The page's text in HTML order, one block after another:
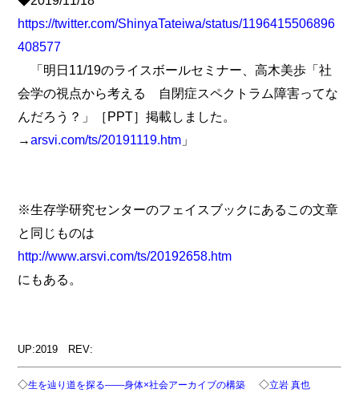
https://twitter.com/ShinyaTateiwa/status/1196415506896
408577
「明日11/19のライスボールセミナー、高木美歩「社
会学の視点から考える 自閉症スペクトラム障害ってな
んだろう？」［PPT］掲載しました。
→arsvi.com/ts/20191119.htm 」
※生存学研究センターのフェイスブックにあるこの文章
と同じものは
http://www.arsvi.com/ts/20192658.htm
にもある。
UP:2019 REV:
◇生を辿り道を探る――身体×社会アーカイブの構築 ◇立岩 真也